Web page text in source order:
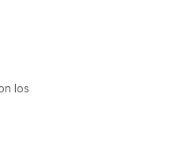
los